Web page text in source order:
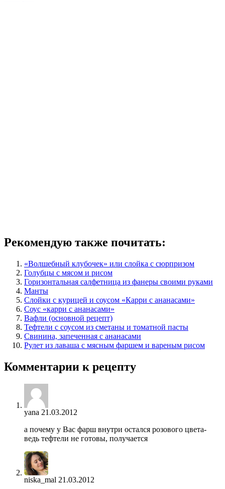
Рекомендую также почитать:
«Волшебный клубочек» или слойка с сюрпризом
Голубцы с мясом и рисом
Горизонтальная салфетница из фанеры своими руками
Манты
Слойки с курицей и соусом «Карри с ананасами»
Соус «карри с ананасами»
Вафли (основной рецепт)
Тефтели с соусом из сметаны и томатной пасты
Свинина, запеченная с ананасами
Рулет из лаваша с мясным фаршем и вареным рисом
Комментарии к рецепту
yana 21.03.2012
а почему у Вас фарш внутри остался розового цвета-
ведь тефтели не готовы, получается
niska_mal 21.03.2012